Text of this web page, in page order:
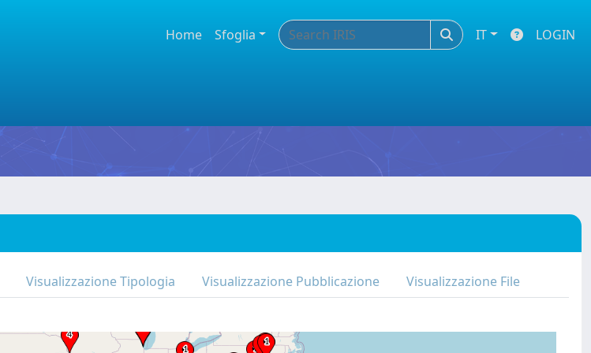
Home Sfoglia IT LOGIN
Visualizzazione Tipologia Visualizzazione Pubblicazione Visualizzazione File